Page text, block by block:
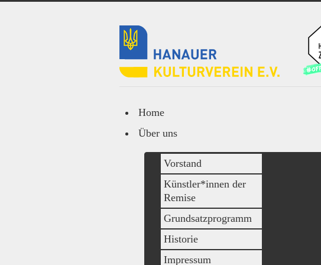
Home
Über uns
Vorstand
Künstler*innen der
Remise
Grundsatzprogramm
Historie
Impressum